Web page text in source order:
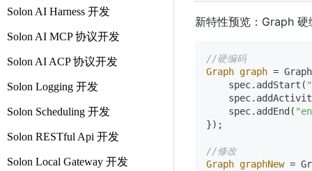
Solon AI Harness 开发
Solon AI MCP 协议开发
Solon AI ACP 协议开发
Solon Logging 开发
Solon Scheduling 开发
Solon RESTful Api 开发
Solon Local Gateway 开发
新特性预览：Graph
//硬编码
Graph graph =
    spec.addStart(
    spec.addEnd(
});
//修改
Graph graphNew =